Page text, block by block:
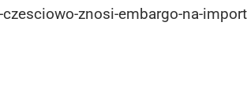
znosi-embargo-na-